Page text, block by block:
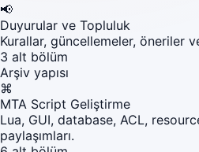
📢
Duyurular ve Topluluk
Kurallar, güncellemeler, öneriler
3 alt bölüm
Arşiv yapısı
⌘
MTA Script Geliştirme
Lua, GUI, database, ACL,
paylaşımları.